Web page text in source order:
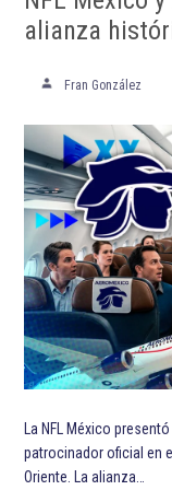
alianza
Fran González
La NFL México
patrocinador oficial en
Oriente. La alianza…